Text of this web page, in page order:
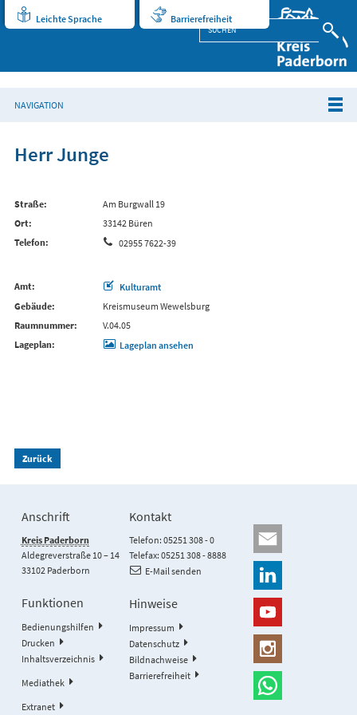
Leichte Sprache Barrierefreiheit
NAVIGATION
Herr Junge
Straße
Am Burgwall 19
Ort
33142 Büren
Telefon
02955 7622-39
Amt
Kulturamt
Gebäude
Kreismuseum Wewelsburg
Raumnummer
V.04.05
Lageplan
Lageplan ansehen
Zurück
Anschrift
Kreis Paderborn
Aldegreverstraße 10 – 14
33102 Paderborn
Kontakt
Telefon: 05251 308 - 0
Telefax: 05251 308 - 8888
E-Mail senden
Funktionen
Bedienungshilfen
Drucken
Inhaltsverzeichnis
Mediathek
Extranet
Hinweise
Impressum
Datenschutz
Bildnachweise
Barrierefreiheit